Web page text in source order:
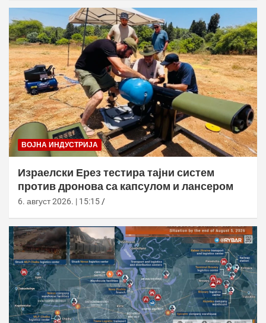
ВОЈНА ИНДУСТРИЈА
Израелски Ерез тестира тајни систем
против дронова са капсулом и лансером
6. август 2026. | 15:15